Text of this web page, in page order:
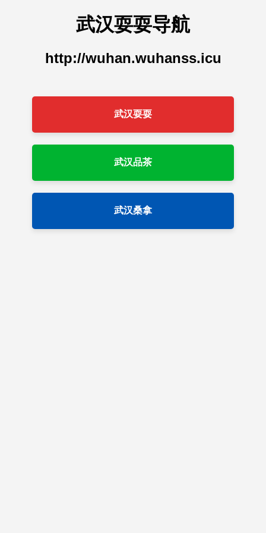
武汉耍耍导航
http://wuhan.wuhanss.icu
武汉耍耍
武汉品茶
武汉桑拿